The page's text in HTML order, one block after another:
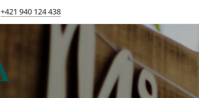
+421 940 124 438